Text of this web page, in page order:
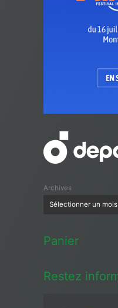
Archives
Panier
Restez